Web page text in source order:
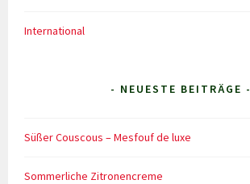
International
- NEUESTE BEITRÄGE -
Süßer Couscous – Mesfouf de luxe
Sommerliche Zitronencreme